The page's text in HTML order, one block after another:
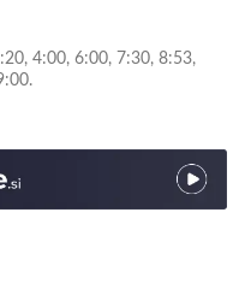
4:00, 6:00, 7:30, 8:53,